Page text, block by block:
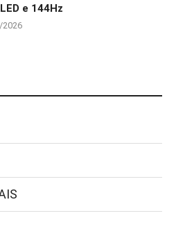
e 144Hz
2026